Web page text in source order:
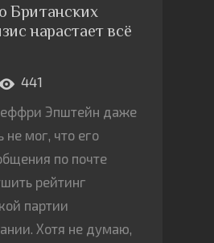
Британских
нарастает всё
441
Эпштейн даже
не мог, что его
по почте
рейтинг
партии
Хотя не думаю,